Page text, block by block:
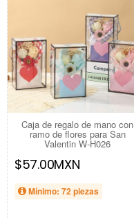
Caja de regalo de mano con
ramo de flores para San
Valentin W-H026
$57.00MXN
Mínimo: 72 piezas